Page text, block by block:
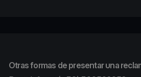
Otras formas de presentar una